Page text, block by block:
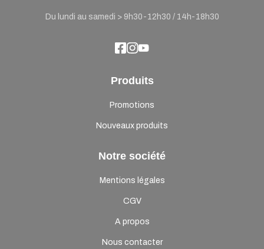
Du lundi au samedi > 9h30-12h30 / 14h-18h30
Produits
Promotions
Nouveaux produits
Notre société
Mentions légales
CGV
A propos
Nous contacter